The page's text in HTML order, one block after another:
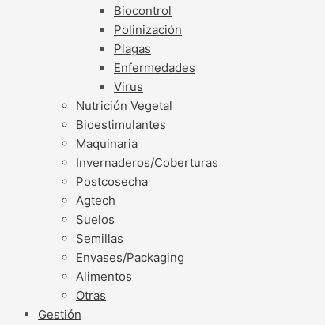
Biocontrol
Polinización
Plagas
Enfermedades
Virus
Nutrición Vegetal
Bioestimulantes
Maquinaria
Invernaderos/Coberturas
Postcosecha
Agtech
Suelos
Semillas
Envases/Packaging
Alimentos
Otras
Gestión